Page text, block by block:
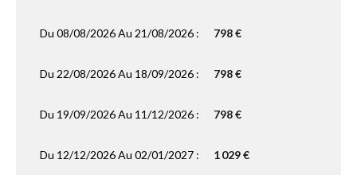
Du 08/08/2026 Au 21/08/2026 : 798 €
Du 22/08/2026 Au 18/09/2026 : 798 €
Du 19/09/2026 Au 11/12/2026 : 798 €
Du 12/12/2026 Au 02/01/2027 : 1 029 €